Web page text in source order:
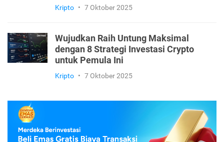
Kripto • 7 Oktober 2025
Wujudkan Raih Untung Maksimal
dengan 8 Strategi Investasi Crypto
untuk Pemula Ini
Kripto • 7 Oktober 2025